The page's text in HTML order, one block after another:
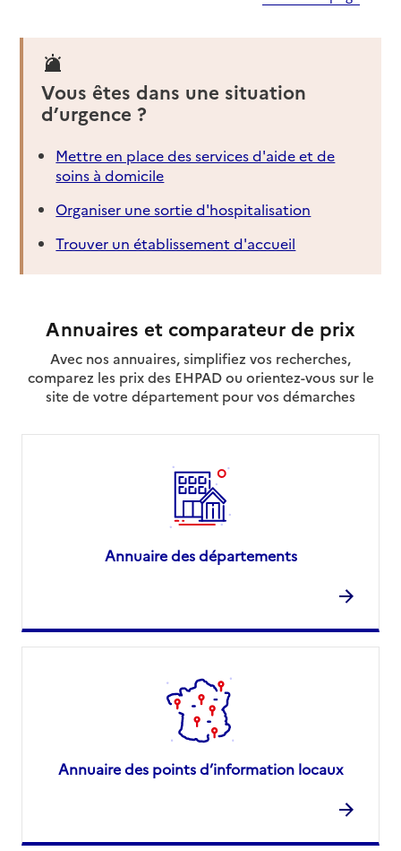
Vous êtes dans une situation
d’urgence ?
Mettre en place des services d'aide et de
soins à domicile
Organiser une sortie d'hospitalisation
Trouver un établissement d'accueil
Annuaires et comparateur de prix
Avec nos annuaires, simplifiez vos recherches,
comparez les prix des EHPAD ou orientez-vous sur le
site de votre département pour vos démarches
Annuaire des départements
Annuaire des points d’information locaux